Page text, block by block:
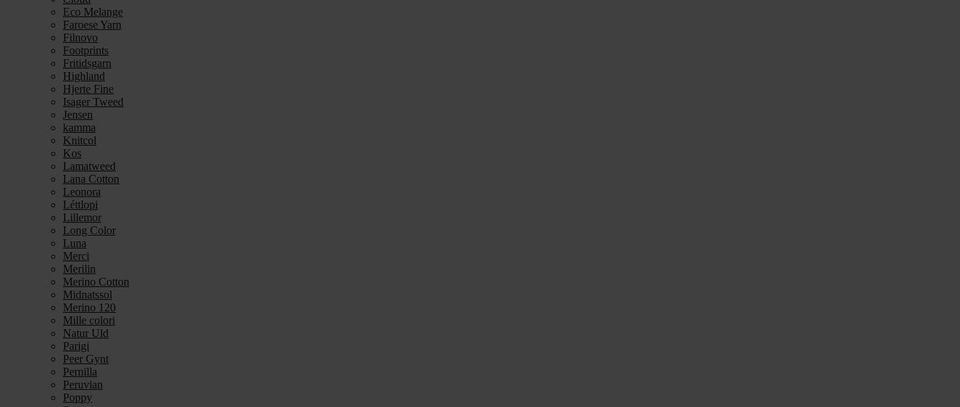
Eco Melange
Faroese Yarn
Filnovo
Footprints
Fritidsgarn
Highland
Hjerte Fine
Isager Tweed
Jensen
kamma
Knitcol
Kos
Lamatweed
Lana Cotton
Leonora
Léttlopi
Lillemor
Long Color
Luna
Merci
Merilin
Merino Cotton
Midnatssol
Merino 120
Mille colori
Natur Uld
Parigi
Peer Gynt
Pernilla
Peruvian
Poppy